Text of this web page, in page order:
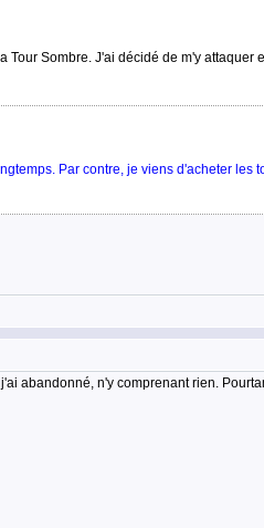
Tour Sombre. J'ai décidé de m'y
Par contre, je viens d'acheter
abandonné, n'y comprenant rien.